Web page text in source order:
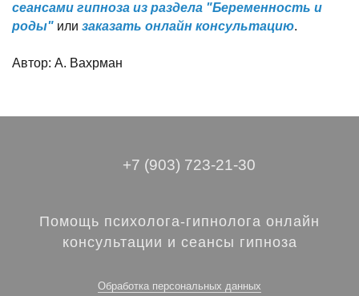
сеансами гипноза из раздела "Беременность и
роды" или заказать онлайн консультацию.
Автор: А. Вахрман
+7 (903) 723-21-30
Помощь психолога-гипнолога онлайн
консультации и сеансы гипноза
Обработка персональных данных